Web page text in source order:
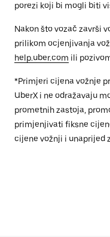
porezi koji bi mogli biti
Nakon što vozač završi
prilikom ocjenjivanja
help.uber.com ili
*Primjeri cijena vožnje
UberX i ne odražavaju
prometnih zastoja,
primjenjivati fiksne
cijene vožnji i unaprijed